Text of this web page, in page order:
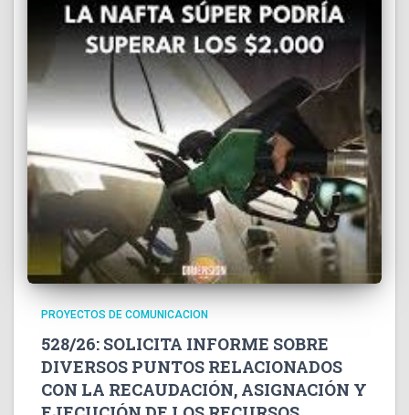
PROYECTOS DE COMUNICACION
528/26: SOLICITA INFORME SOBRE
DIVERSOS PUNTOS RELACIONADOS
CON LA RECAUDACIÓN, ASIGNACIÓN Y